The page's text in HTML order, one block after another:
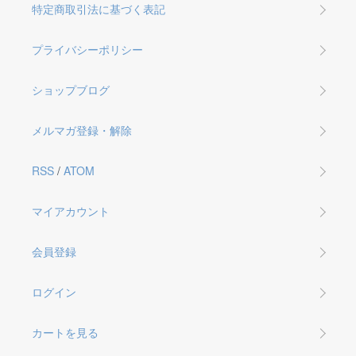
特定商取引法に基づく表記
プライバシーポリシー
ショップブログ
メルマガ登録・解除
RSS / ATOM
マイアカウント
会員登録
ログイン
カートを見る